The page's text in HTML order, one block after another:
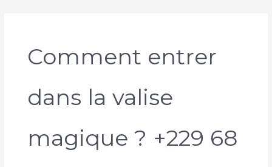
Comment entrer
dans la valise
magique ? +229 68